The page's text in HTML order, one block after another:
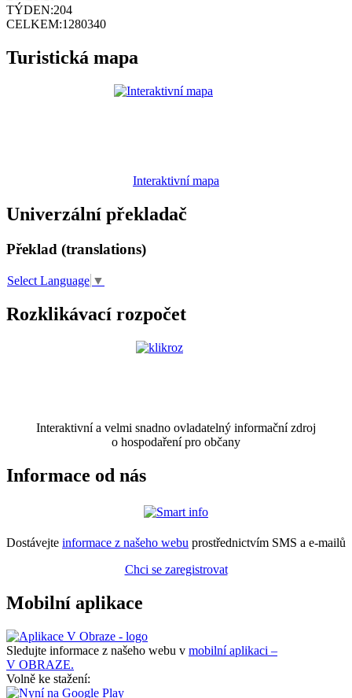
TÝDEN:204
CELKEM:1280340
Turistická mapa
Interaktivní mapa
Univerzální překladač
Překlad (translations)
Select Language ▼
Rozklikávací rozpočet
Interaktivní a velmi snadno ovladatelný informační zdroj
o hospodaření pro občany
Informace od nás
Dostávejte informace z našeho webu prostřednictvím SMS a e-mailů
Chci se zaregistrovat
Mobilní aplikace
Sledujte informace z našeho webu v mobilní aplikaci –
V OBRAZE.
Volně ke stažení: